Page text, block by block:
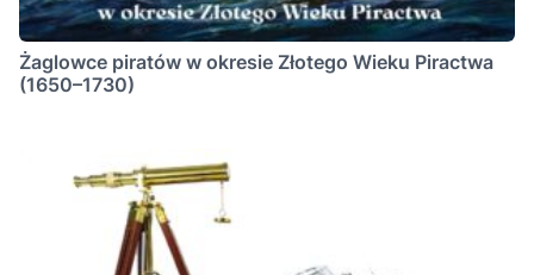
Żaglowce piratów w okresie Złotego Wieku Piractwa
(1650–1730)